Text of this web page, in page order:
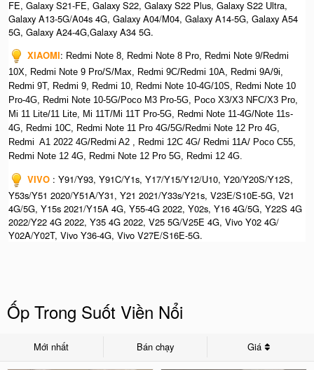
FE, Galaxy S21-FE, Galaxy S22, Galaxy S22 Plus, Galaxy S22 Ultra,
Galaxy A13-5G/A04s 4G, Galaxy A04/M04, Galaxy A14-5G, Galaxy A54
5G, Galaxy A24-4G,Galaxy A34 5G.
XIAOMI: Redmi Note 8, Redmi Note 8 Pro, Redmi Note 9/Redmi
10X, Redmi Note 9 Pro/S/Max, Redmi 9C/Redmi 10A, Redmi 9A/9i,
Redmi 9T, Redmi 9, Redmi 10, Redmi Note 10-4G/10S, Redmi Note 10
Pro-4G, Redmi Note 10-5G/Poco M3 Pro-5G, Poco X3/X3 NFC/X3 Pro,
Mi 11 Lite/11 Lite, Mi 11T/Mi 11T Pro-5G, Redmi Note 11-4G/Note 11s-
4G, Redmi 10C, Redmi Note 11 Pro 4G/5G/Redmi Note 12 Pro 4G,
Redmi A1 2022 4G/Redmi A2 , Redmi 12C 4G/ Redmi 11A/ Poco C55,
Redmi Note 12 4G, Redmi Note 12 Pro 5G, Redmi 12 4G.
VIVO : Y91/Y93, Y91C/Y1s, Y17/Y15/Y12/U10, Y20/Y20S/Y12S,
Y53s/Y51 2020/Y51A/Y31, Y21 2021/Y33s/Y21s, V23E/S10E-5G, V21
4G/5G, Y15s 2021/Y15A 4G, Y55-4G 2022, Y02s, Y16 4G/5G, Y22S 4G
2022/Y22 4G 2022, Y35 4G 2022, V25 5G/V25E 4G, Vivo Y02 4G/
Y02A/Y02T, Vivo Y36-4G, Vivo V27E/S16E-5G.
Ốp Trong Suốt Viền Nổi
Mới nhất Bán chạy Giá